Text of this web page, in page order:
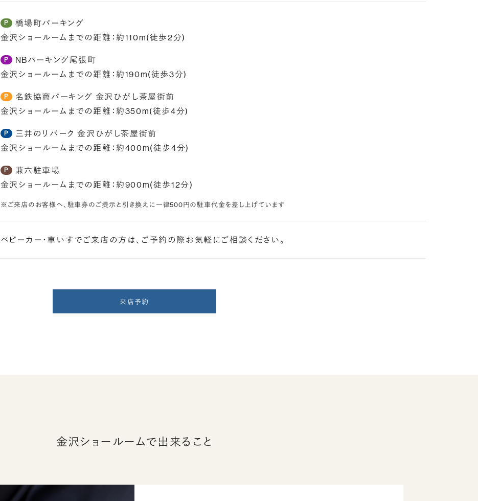
P
橋場町パーキング
金沢ショールームまでの距離：約110m(徒歩2分)
P
NBパーキング尾張町
金沢ショールームまでの距離：約190m(徒歩3分)
P
名鉄協商パーキング 金沢ひがし茶屋街前
金沢ショールームまでの距離：約350m(徒歩4分)
P
三井のリパーク 金沢ひがし茶屋街前
金沢ショールームまでの距離：約400m(徒歩4分)
P
兼六駐車場
金沢ショールームまでの距離：約900m(徒歩12分)
※ご来店のお客様へ、駐車券のご提示と引き換えに一律500円の駐車代金を差し上げています
ベビーカー・車いすでご来店の方は、ご予約の際お気軽にご相談ください。
来店予約
金沢ショールームで出来ること